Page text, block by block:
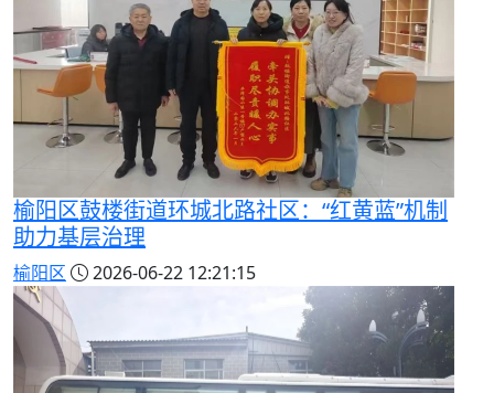
榆阳区鼓楼街道环城北路社区：“红黄蓝”机制
助力基层治理
榆阳区 2026-06-22 12:21:15